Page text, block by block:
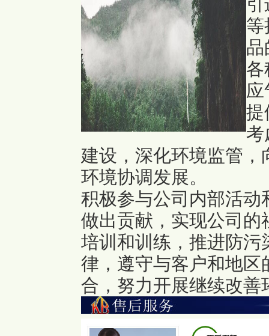
等
品
各
应
提
考
建设，深化环境监管
环境协调发展。
积极参与公司内部活
做出贡献，实现公司
培训和训练，推进防
律，遵守与客户和地
合，努力开展继续改善